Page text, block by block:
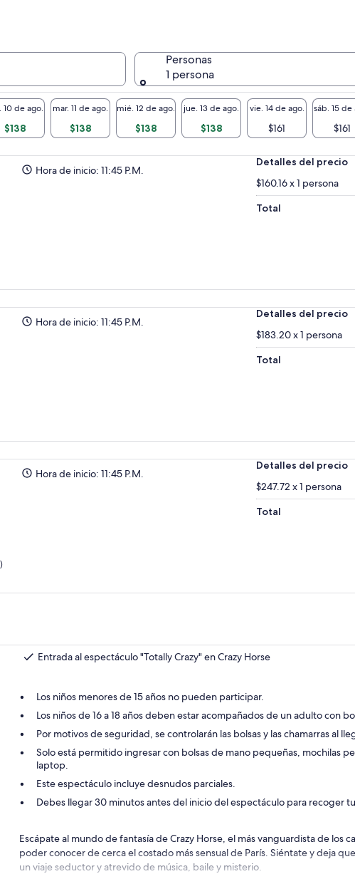
Personas
1 persona
10 de ago.
$138
mar. 11 de ago.
$138
mié. 12 de ago.
$138
jue. 13 de ago.
$138
vie. 14 de ago.
$161
sáb. 15 de
$161
Hora de inicio: 11:45 P.M.
Detalles del precio
$160.16 x 1 persona
Total
Hora de inicio: 11:45 P.M.
Detalles del precio
$183.20 x 1 persona
Total
Hora de inicio: 11:45 P.M.
Detalles del precio
$247.72 x 1 persona
Total
Entrada al espectáculo "Totally Crazy" en Crazy Horse
Los niños menores de 15 años no pueden participar.
Los niños de 16 a 18 años deben estar acompañados de un adulto con
Por motivos de seguridad, se controlarán las bolsas y las chamarras al
Solo está permitido ingresar con bolsas de mano pequeñas, mochilas
laptop.
Este espectáculo incluye desnudos parciales.
Debes llegar 30 minutos antes del inicio del espectáculo para recoger
Escápate al mundo de fantasía de Crazy Horse, el más vanguardista de los
poder conocer de cerca el costado más sensual de París. Siéntate y deja que
un viaje seductor y atrevido de música, baile y misterio.